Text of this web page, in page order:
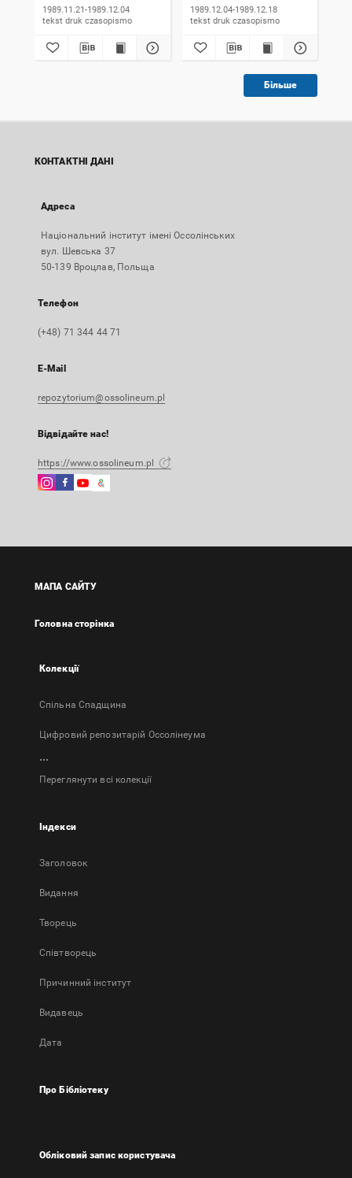
1989.11.21-1989.12.04
tekst druk czasopismo
1989.12.04-1989.12.18
tekst druk czasopismo
Більше
КОНТАКТНІ ДАНІ
Адреса
Національний інститут імені Оссолінських
вул. Шевська 37
50-139 Вроцлав, Польща
Телефон
(+48) 71 344 44 71
E-Mail
repozytorium@ossolineum.pl
Відвідайте нас!
https://www.ossolineum.pl
Instagram
в
Facebook
в
Instagram
в
Google
Зовнішнє
в
вкладці
МАПА САЙТУ
Головна сторінка
Колекції
Спільна Спадщина
Цифровий репозитарій Оссолінеума
...
Переглянути всі колекції
Індекси
Заголовок
Bидання
Творець
Співтворець
Причинний інститут
Видавець
Дата
Про Бібліотеку
Обліковий запис користувача